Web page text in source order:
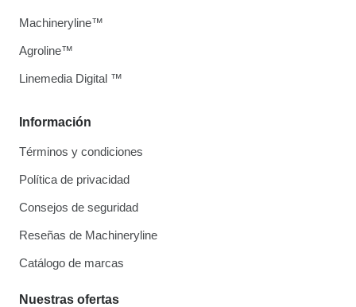
Información
Términos y condiciones
Política de privacidad
Consejos de seguridad
Reseñas de Machineryline
Catálogo de marcas
Nuestras ofertas
Machineryline™
Agroline™
Linemedia Digital ™